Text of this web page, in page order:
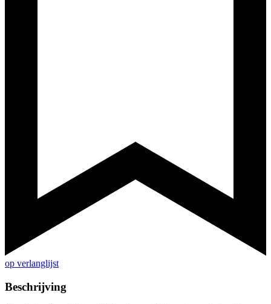
op verlanglijst
Beschrijving